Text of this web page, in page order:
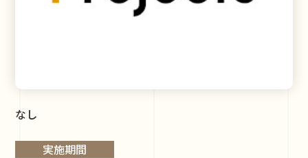
なし
実施期間